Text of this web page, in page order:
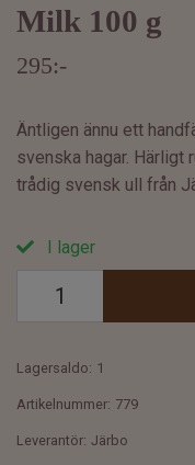
Milk 100 g
295:-
Äntligen ännu ett
svenska hagar. Härligt
trådig svensk ull från
I lager
Lagersaldo: 1
Artikelnummer: 779
Leverantör: Järbo